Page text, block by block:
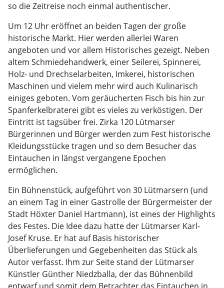
so die Zeitreise noch einmal authentischer.
Um 12 Uhr eröffnet an beiden Tagen der große
historische Markt. Hier werden allerlei Waren
angeboten und vor allem Historisches gezeigt. Neben
altem Schmiedehandwerk, einer Seilerei, Spinnerei,
Holz- und Drechselarbeiten, Imkerei, historischen
Maschinen und vielem mehr wird auch Kulinarisch
einiges geboten. Vom geräucherten Fisch bis hin zur
Spanferkelbraterei gibt es vieles zu verköstigen. Der
Eintritt ist tagsüber frei. Zirka 120 Lütmarser
Bürgerinnen und Bürger werden zum Fest historische
Kleidungsstücke tragen und so dem Besucher das
Eintauchen in längst vergangene Epochen
ermöglichen.
Ein Bühnenstück, aufgeführt von 30 Lütmarsern (und
an einem Tag in einer Gastrolle der Bürgermeister der
Stadt Höxter Daniel Hartmann), ist eines der Highlights
des Festes. Die Idee dazu hatte der Lütmarser Karl-
Josef Kruse. Er hat auf Basis historischer
Überlieferungen und Gegebenheiten das Stück als
Autor verfasst. Ihm zur Seite stand der Lütmarser
Künstler Günther Niedzballa, der das Bühnenbild